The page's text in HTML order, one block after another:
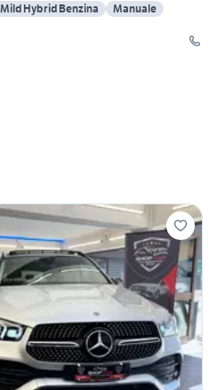
Mild Hybrid Benzina
Manuale